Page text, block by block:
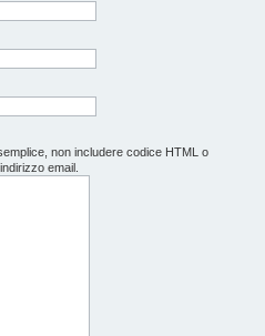
non includere codice HTML o
email.